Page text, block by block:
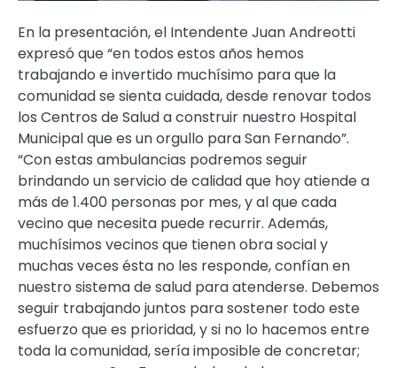
En la presentación, el Intendente Juan Andreotti
expresó que “en todos estos años hemos
trabajando e invertido muchísimo para que la
comunidad se sienta cuidada, desde renovar todos
los Centros de Salud a construir nuestro Hospital
Municipal que es un orgullo para San Fernando”.
“Con estas ambulancias podremos seguir
brindando un servicio de calidad que hoy atiende a
más de 1.400 personas por mes, y al que cada
vecino que necesita puede recurrir. Además,
muchísimos vecinos que tienen obra social y
muchas veces ésta no les responde, confían en
nuestro sistema de salud para atenderse. Debemos
seguir trabajando juntos para sostener todo este
esfuerzo que es prioridad, y si no lo hacemos entre
toda la comunidad, sería imposible de concretar;